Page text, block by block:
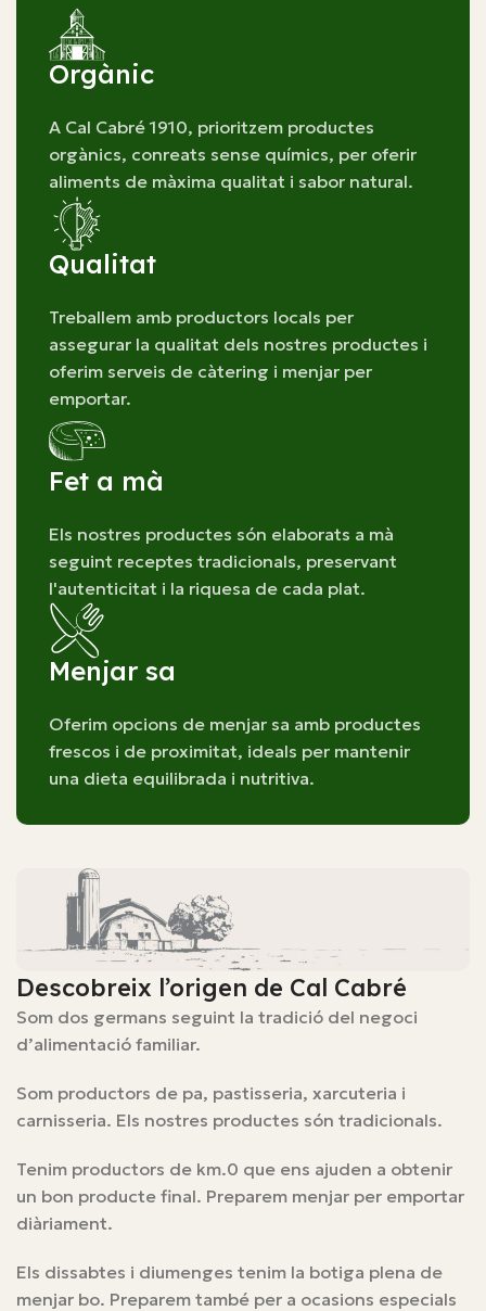
Orgànic
A Cal Cabré 1910, prioritzem productes
orgànics, conreats sense químics, per oferir
aliments de màxima qualitat i sabor natural.
Qualitat
Treballem amb productors locals per
assegurar la qualitat dels nostres productes i
oferim serveis de càtering i menjar per
emportar.
Fet a mà
Els nostres productes són elaborats a mà
seguint receptes tradicionals, preservant
l'autenticitat i la riquesa de cada plat.
Menjar sa
Oferim opcions de menjar sa amb productes
frescos i de proximitat, ideals per mantenir
una dieta equilibrada i nutritiva.
Descobreix l’origen de Cal Cabré
Som dos germans seguint la tradició del negoci
d’alimentació familiar.
Som productors de pa, pastisseria, xarcuteria i
carnisseria. Els nostres productes són tradicionals.
Tenim productors de km.0 que ens ajuden a obtenir
un bon producte final. Preparem menjar per emportar
diàriament.
Els dissabtes i diumenges tenim la botiga plena de
menjar bo. Preparem també per a ocasions especials